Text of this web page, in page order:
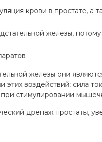
крови в простате, а
железы,
железы они
воздействий: сила
при стимулировании
дренаж простаты,